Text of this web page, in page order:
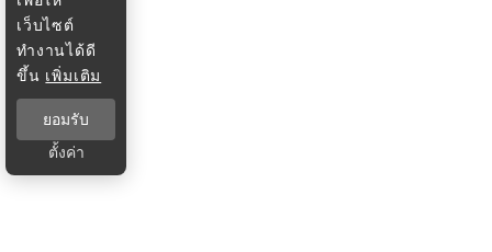
เว็บไซต์
ทำงานได้ดี
ขึ้น เพิ่มเติม
ยอมรับ
ตั้งค่า